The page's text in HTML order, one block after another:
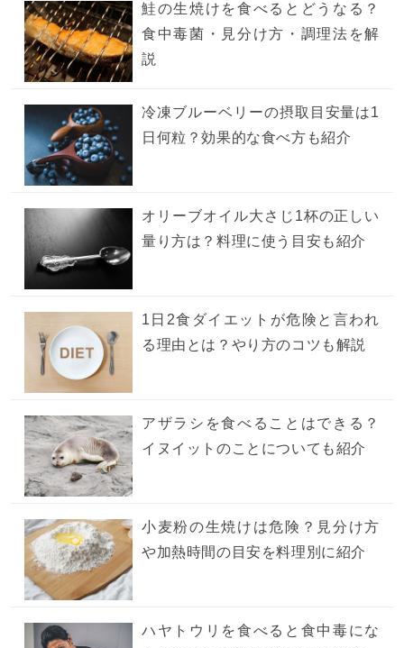
鮭の生焼けを食べるとどうなる？
食中毒菌・見分け方・調理法を解
説
冷凍ブルーベリーの摂取目安量は1
日何粒？効果的な食べ方も紹介
オリーブオイル大さじ1杯の正しい
量り方は？料理に使う目安も紹介
1日2食ダイエットが危険と言われ
る理由とは？やり方のコツも解説
アザラシを食べることはできる？
イヌイットのことについても紹介
小麦粉の生焼けは危険？見分け方
や加熱時間の目安を料理別に紹介
ハヤトウリを食べると食中毒にな